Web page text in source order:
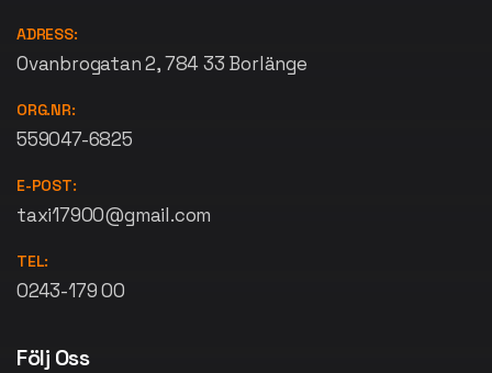
ADRESS:
Ovanbrogatan 2, 784 33 Borlänge
ORG.NR:
559047-6825
E-POST:
taxi17900@gmail.com
TEL:
0243-179 00
Följ Oss